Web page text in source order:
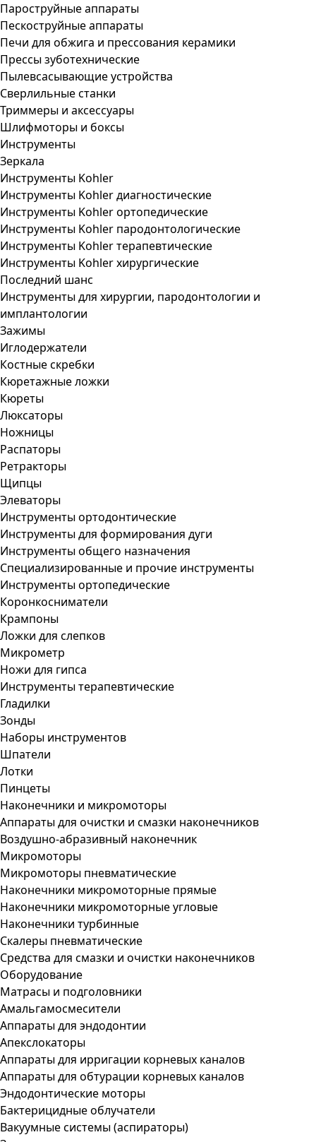
Пароструйные аппараты
Пескоструйные аппараты
Печи для обжига и прессования керамики
Прессы зуботехнические
Пылевсасывающие устройства
Сверлильные станки
Триммеры и аксессуары
Шлифмоторы и боксы
Инструменты
Зеркала
Инструменты Kohler
Инструменты Kohler диагностические
Инструменты Kohler ортопедические
Инструменты Kohler пародонтологические
Инструменты Kohler терапевтические
Инструменты Kohler хирургические
Последний шанс
Инструменты для хирургии, пародонтологии и
имплантологии
Зажимы
Иглодержатели
Костные скребки
Кюретажные ложки
Кюреты
Люксаторы
Ножницы
Распаторы
Ретракторы
Щипцы
Элеваторы
Инструменты ортодонтические
Инструменты для формирования дуги
Инструменты общего назначения
Специализированные и прочие инструменты
Инструменты ортопедические
Коронкосниматели
Крампоны
Ложки для слепков
Микрометр
Ножи для гипса
Инструменты терапевтические
Гладилки
Зонды
Наборы инструментов
Шпатели
Лотки
Пинцеты
Наконечники и микромоторы
Аппараты для очистки и смазки наконечников
Воздушно-абразивный наконечник
Микромоторы
Микромоторы пневматические
Наконечники микромоторные прямые
Наконечники микромоторные угловые
Наконечники турбинные
Скалеры пневматические
Средства для смазки и очистки наконечников
Оборудование
Матрасы и подголовники
Амальгамосмесители
Аппараты для эндодонтии
Апекслокаторы
Аппараты для ирригации корневых каналов
Аппараты для обтурации корневых каналов
Эндодонтические моторы
Бактерицидные облучатели
Вакуумные системы (аспираторы)